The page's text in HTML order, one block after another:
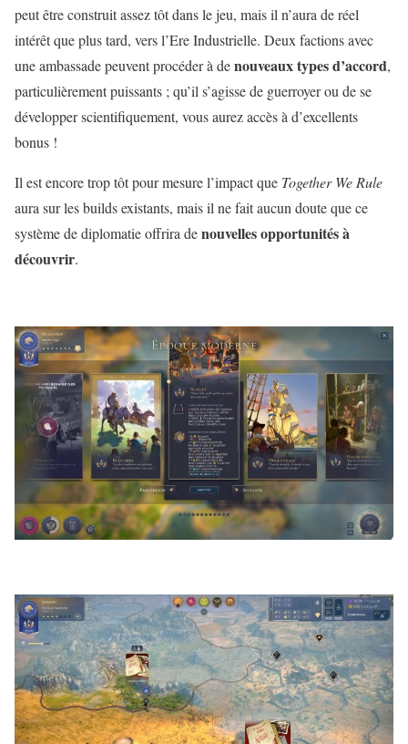
peut être construit assez tôt dans le jeu, mais il n’aura de réel
intérêt que plus tard, vers l’Ere Industrielle. Deux factions avec
une ambassade peuvent procéder à denouveaux types d’accord,
particulièrement puissants ; qu’il s’agisse de guerroyer ou de se
développer scientifiquement, vous aurez accès à d’excellents
bonus !
Il est encore trop tôt pour mesure l’impact que Together We Rule
aura sur les builds existants, mais il ne fait aucun doute que ce
système de diplomatie offrira denouvelles opportunités à
découvrir.